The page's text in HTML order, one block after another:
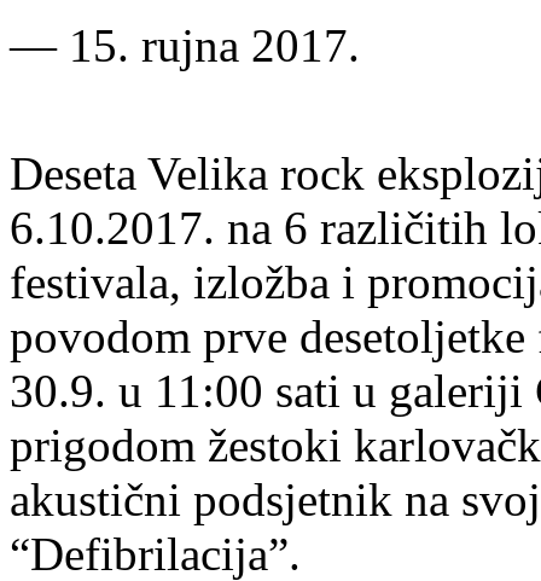
― 15. rujna 2017.
Deseta Velika rock
6.10.2017. na 6 različitih
festivala, izložba i
povodom prve
30.9. u 11:00 sati u galeriji
prigodom žestoki
akustični podsjetnik na
“Defibrilacija”.